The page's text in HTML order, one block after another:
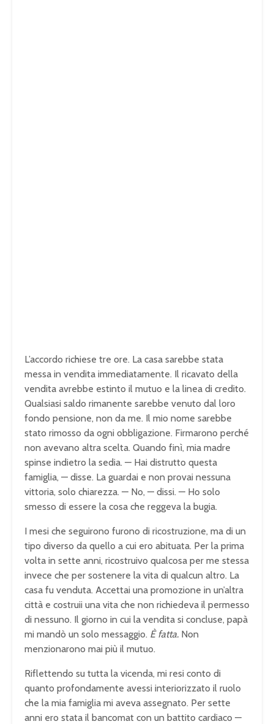
L’accordo richiese tre ore. La casa sarebbe stata
messa in vendita immediatamente. Il ricavato della
vendita avrebbe estinto il mutuo e la linea di credito.
Qualsiasi saldo rimanente sarebbe venuto dal loro
fondo pensione, non da me. Il mio nome sarebbe
stato rimosso da ogni obbligazione. Firmarono perché
non avevano altra scelta. Quando finì, mia madre
spinse indietro la sedia. — Hai distrutto questa
famiglia, — disse. La guardai e non provai nessuna
vittoria, solo chiarezza. — No, — dissi. — Ho solo
smesso di essere la cosa che reggeva la bugia.
I mesi che seguirono furono di ricostruzione, ma di un
tipo diverso da quello a cui ero abituata. Per la prima
volta in sette anni, ricostruivo qualcosa per me stessa
invece che per sostenere la vita di qualcun altro. La
casa fu venduta. Accettai una promozione in un’altra
città e costruii una vita che non richiedeva il permesso
di nessuno. Il giorno in cui la vendita si concluse, papà
mi mandò un solo messaggio. È fatta. Non
menzionarono mai più il mutuo.
Riflettendo su tutta la vicenda, mi resi conto di
quanto profondamente avessi interiorizzato il ruolo
che la mia famiglia mi aveva assegnato. Per sette
anni ero stata il bancomat con un battito cardiaco —